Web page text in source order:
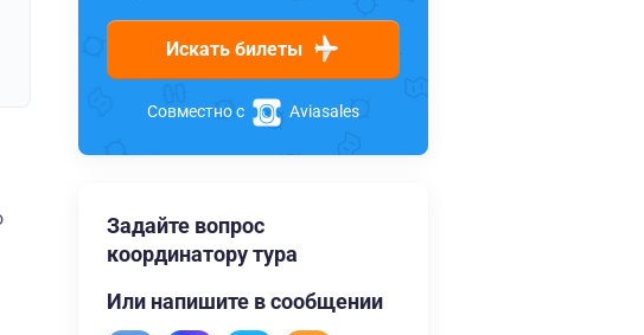
Искать билеты
Совместно с Aviasales
Задайте вопрос
координатору тура
Или напишите в сообщении